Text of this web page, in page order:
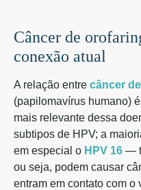
Câncer de
conexão atual
A relação entre câncer
(papilomavírus humano)
mais relevante dessa
subtipos de HPV; a
em especial o HPV 16 —
ou seja, podem causar
entram em contato com o